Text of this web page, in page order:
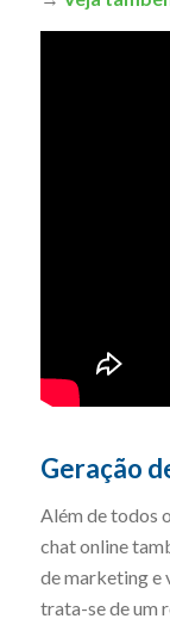
Geração
Além de todos
chat online
de marketing e
trata-se de um